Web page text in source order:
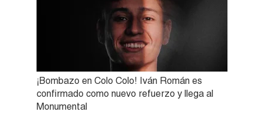
¡Bombazo en Colo Colo! Iván Román es
confirmado como nuevo refuerzo y llega al
Monumental